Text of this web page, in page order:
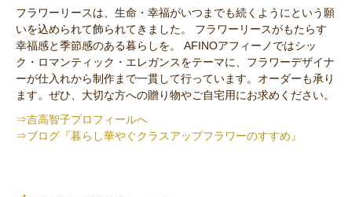
セミオーダー作品
フラワーリースは、生命・幸福がいつまでも続くようにという願
いを込められて飾られてきました。 フラワーリースがもたらす
幸福感と季節感のある暮らしを。 AFINOアフィーノではシッ
ク・ロマンティック・エレガンスをテーマに、フラワーデザイナ
ーが仕入れから制作まで一貫して行っています。オーダーも承り
ます。ぜひ、大切な方への贈り物やご自宅用にお求めください。
⇒吉高智子プロフィールへ
⇒ブログ『暮らし華やぐクラスアップフラワーのすすめ』